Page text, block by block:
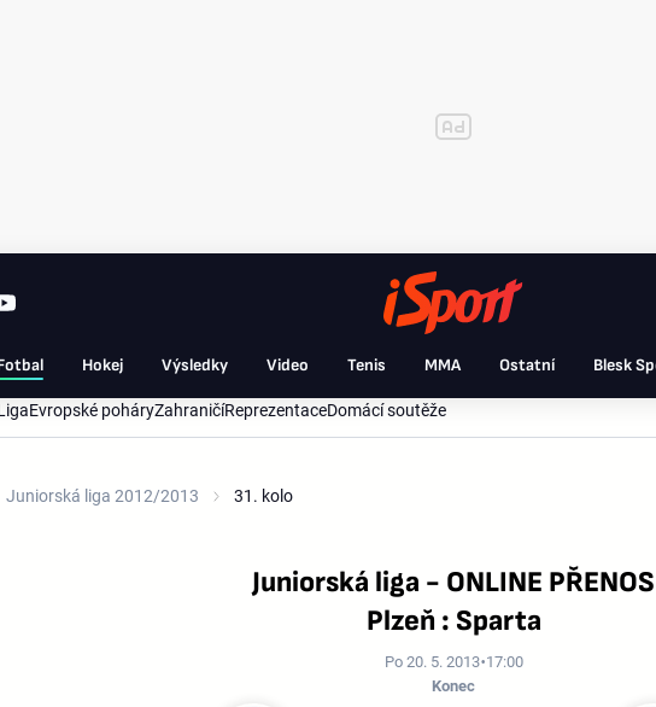
Hokej Výsledky Video Tenis MMA Ostatní Blesk
Evropské poháryZahraničíReprezentaceDomácí soutěže
Juniorská liga 2012/2013 31. kolo
Juniorská liga - ONLINE PŘENOS
Plzeň : Sparta
Po 20. 5. 2013 17:00
Konec